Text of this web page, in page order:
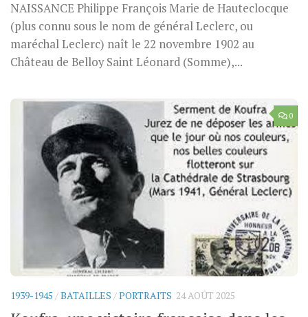
NAISSANCE Philippe François Marie de Hauteclocque
(plus connu sous le nom de général Leclerc, ou
maréchal Leclerc) naît le 22 novembre 1902 au
Château de Belloy Saint Léonard (Somme),...
0
1939-1945 /BATAILLES /PORTRAITS 24 AOÛT 2025